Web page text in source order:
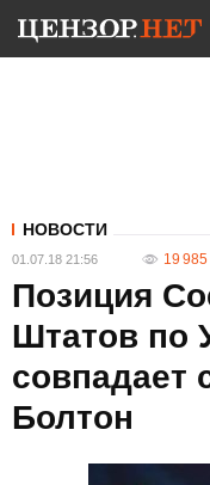
НОВОСТИ
01.07.18 21:56 19 985
Позиция
Штатов по
совпадает
Болтон